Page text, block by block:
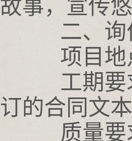
故事，宣传
二、询
项目地点
工期要求
订的合同文
质量要